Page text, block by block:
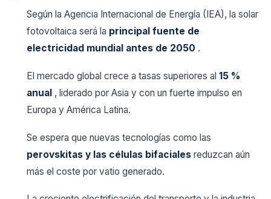
Según la Agencia Internacional de Energía (IEA), la solar
fotovoltaica será la principal fuente de
electricidad mundial antes de 2050 .
El mercado global crece a tasas superiores al 15 %
anual , liderado por Asia y con un fuerte impulso en
Europa y América Latina.
Se espera que nuevas tecnologías como las
perovskitas y las células bifaciales reduzcan aún
más el coste por vatio generado.